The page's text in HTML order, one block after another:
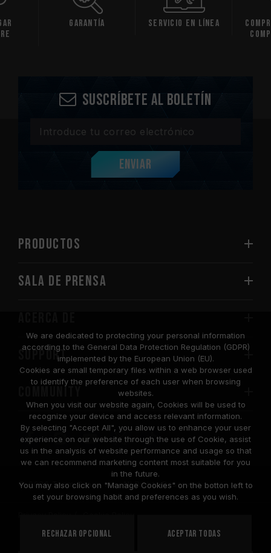
Garantía Servicio en línea
Suscríbete al boletín
Enviar
PRODUCTOS
Sala de prensa
SUPPORT
COMMUNITY
© 2026 Team Group Inc. All Rights Reserved.
United
We are dedicated to protecting your personal information
according to the General Data Protection Regulation (GDPR)
implemented by the European Union (EU).
Cookies are small temporary files within a web browser used
to identify the preference of each user when browsing
websites.
When you visit our website again, Cookies will be used to
recognize your device and access relevant information.
By selecting "Accept All", you allow us to enhance your user
experience on our website through the use of Cookie, assist
us in the analysis of website performance and usage so that
we can recommend marketing content most suitable for you
in the future.
You may also click on "Manage Cookies" on the botton left to
set your browsing habit and preferences as you wish.
Rechazar opcional Aceptar todas